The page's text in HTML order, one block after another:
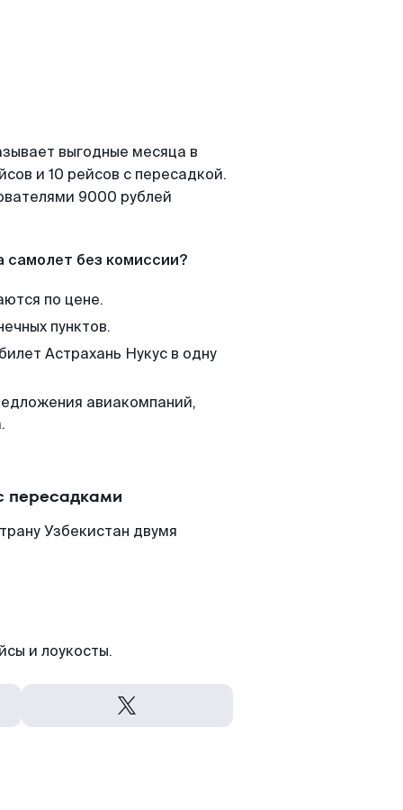
выгодные месяца в
и 10 рейсов с пересадкой.
9000 рублей
самолет без комиссии?
по цене.
пунктов.
Астрахань Нукус в одну
авиакомпаний,
пересадками
Узбекистан двумя
и лоукосты.